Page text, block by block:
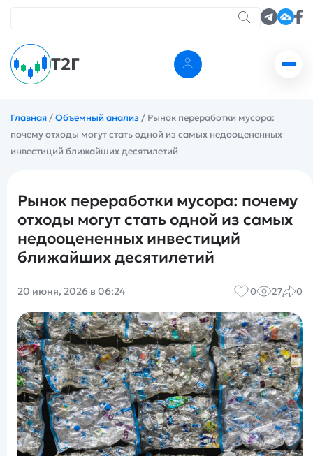
Т2Г
Главная/Объемный анализ / Рынок переработки мусора:
почему отходы могут стать одной из самых недооцененных
инвестиций ближайших десятилетий
Рынок переработки мусора: почему
отходы могут стать одной из самых
недооцененных инвестиций
ближайших десятилетий
20 июня, 2026 в 06:24 0 27 0